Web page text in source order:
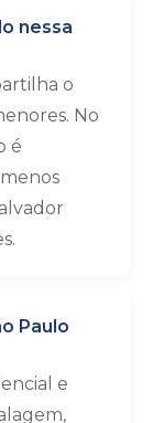
nessa
o
No
é
Paulo
e